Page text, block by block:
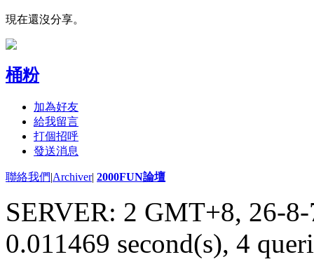
現在還沒分享。
桶粉
加為好友
給我留言
打個招呼
發送消息
聯絡我們|Archiver| 2000FUN論壇
SERVER: 2 GMT+8, 26-
0.011469 second(s), 4